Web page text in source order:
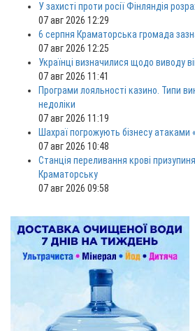
У захисті проти росії Фінляндія
07 авг 2026 12:29
6 серпня Краматорська громада
07 авг 2026 12:25
Українці визначилися щодо виводу
07 авг 2026 11:41
Програми лояльності казино. Типи
недоліки
07 авг 2026 11:19
Шахраї погрожують бізнесу атаками
07 авг 2026 10:48
Станція переливання крові
Краматорську
07 авг 2026 09:58